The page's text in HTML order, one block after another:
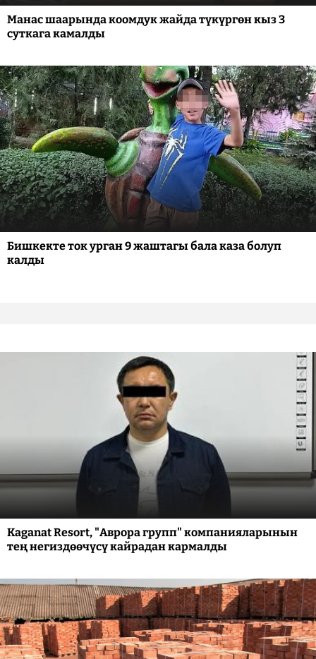
Манас шаарында коомдук жайда түкүргөн кыз 3
суткага камалды
Бишкекте ток урган 9 жаштагы бала каза болуп
калды
Kaganat Resort, "Аврора групп" компанияларынын
тең негиздөөчүсү кайрадан кармалды